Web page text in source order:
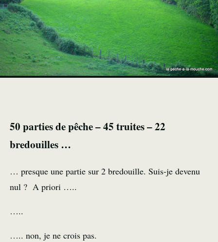
50 parties de pêche – 45 truites – 22
bredouilles …
… presque une partie sur 2 bredouille. Suis-je devenu
nul ? A priori …..
…..
….. non, je ne crois pas.